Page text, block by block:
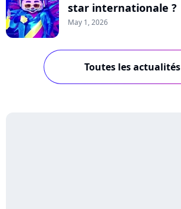
star internationale ?
May 1, 2026
Toutes les actualités